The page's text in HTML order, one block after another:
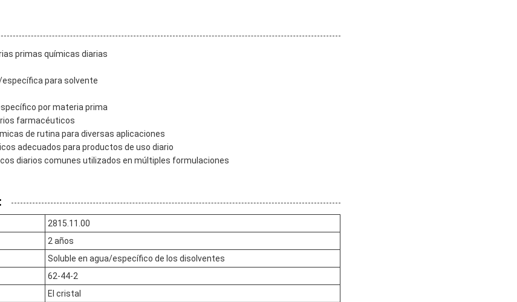
primas químicas diarias
específica para solvente
por materia prima
farmacéuticos
de rutina para diversas aplicaciones
adecuados para productos de uso diario
diarios comunes utilizados en múltiples formulaciones
2815.11.00
2 años
Soluble en agua/específico de los disolventes
62-44-2
El cristal